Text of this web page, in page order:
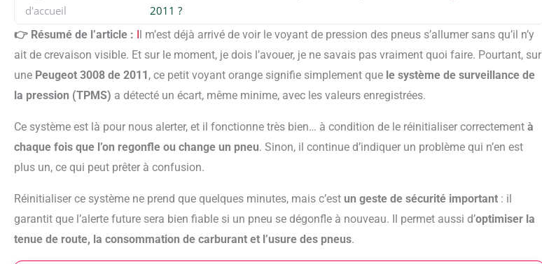
d'accueil
2011 ?
👉 Résumé de l’article :
l m’est déjà arrivé de voir le voyant de pression des pneus s’allumer sans qu’il n’y
ait de crevaison visible. Et sur le moment, je dois l’avouer, je ne savais pas vraiment quoi faire. Pourtant, sur
une Peugeot 3008 de 2011 , ce petit voyant orange signifie simplement que le système de surveillance de
la pression (TPMS) a détecté un écart, même minime, avec les valeurs enregistrées.
Ce système est là pour nous alerter, et il fonctionne très bien… à condition de le réinitialiser correctement à
chaque fois que l’on regonfle ou change un pneu. Sinon, il continue d’indiquer un problème qui n’en est
plus un, ce qui peut prêter à confusion.
Réinitialiser ce système ne prend que quelques minutes, mais c’est un geste de sécurité important : il
garantit que l’alerte future sera bien fiable si un pneu se dégonfle à nouveau. Il permet aussi d’optimiser la
tenue de route, la consommation de carburant et l’usure des pneus.